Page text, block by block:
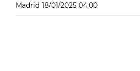
Madrid 18/01/2025 04:00